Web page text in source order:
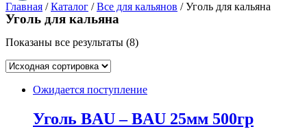
Главная /Каталог /Все для кальянов / Уголь для кальяна
Уголь для кальяна
Показаны все результаты (8)
Ожидается поступление
Уголь BAU – BAU 25мм 500гр